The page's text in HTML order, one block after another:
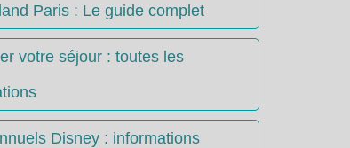
Paris : Le guide complet
votre séjour : toutes les
Disney : informations